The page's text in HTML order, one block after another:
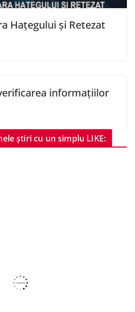
Hațegului și Retezat
informaţiilor
știri cu un simplu LIKE: